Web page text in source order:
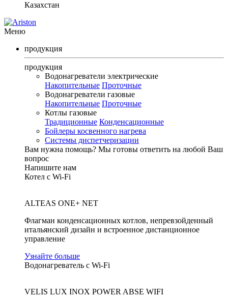
Казахстан
Меню
продукция
продукция
Водонагреватели электрические
Накопительные Проточные
Водонагреватели газовые
Накопительные Проточные
Котлы газовые
Традиционные Конденсационные
Бойлеры косвенного нагрева
Системы диспетчеризации
Вам нужна помощь? Мы готовы ответить на любой Ваш
вопрос
Напишите нам
Котел с Wi-Fi
ALTEAS ONE+ NET
Флагман конденсационных котлов, непревзойденный
итальянский дизайн и встроенное дистанционное
управление
Узнайте больше
Водонагреватель с Wi-Fi
VELIS LUX INOX POWER ABSE WIFI